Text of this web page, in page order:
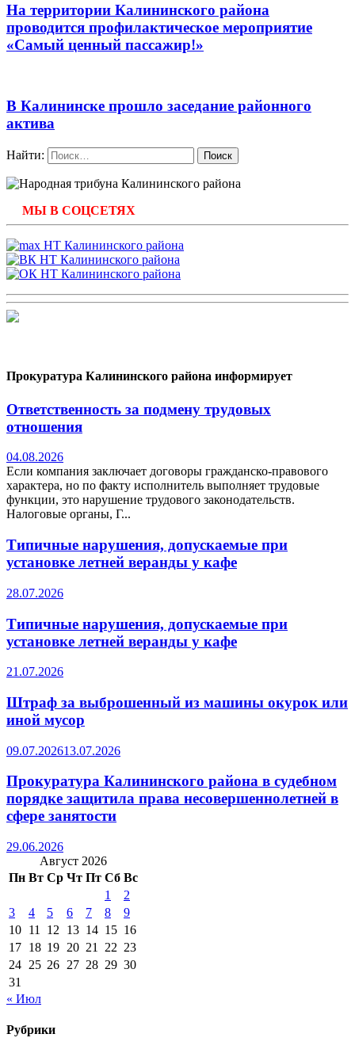
На территории Калининского района
проводится профилактическое мероприятие
«Самый ценный пассажир!»
В Калининске прошло заседание районного
актива
Найти:
МЫ В СОЦСЕТЯХ
Прокуратура Калининского района информирует
Ответственность за подмену трудовых
отношения
04.08.2026
Если компания заключает договоры гражданско-правового
характера, но по факту исполнитель выполняет трудовые
функции, это нарушение трудового законодательств.
Налоговые органы, Г...
Типичные нарушения, допускаемые при
установке летней веранды у кафе
28.07.2026
Типичные нарушения, допускаемые при
установке летней веранды у кафе
21.07.2026
Штраф за выброшенный из машины окурок или
иной мусор
09.07.202613.07.2026
Прокуратура Калининского района в судебном
порядке защитила права несовершеннолетней в
сфере занятости
29.06.2026
Август 2026
Пн Вт Ср Чт Пт Сб Вс
1
2
3
4 5 6 7 8
9
10 11 12 13 14 15 16
17 18 19 20 21 22 23
24 25 26 27 28 29 30
31
« Июл
Рубрики